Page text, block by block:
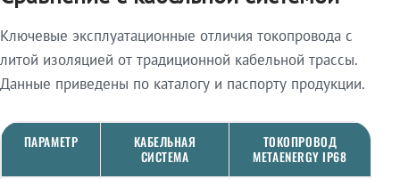
Ключевые эксплуатационные отличия токопровода с
литой изоляцией от традиционной кабельной трассы.
Данные приведены по каталогу и паспорту продукции.
ПАРАМЕТР
КАБЕЛЬНАЯ
СИСТЕМА
ТОКОПРОВОД
METAENERGY IP68